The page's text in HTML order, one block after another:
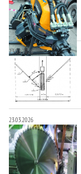
23.03.2026
23.03.2026